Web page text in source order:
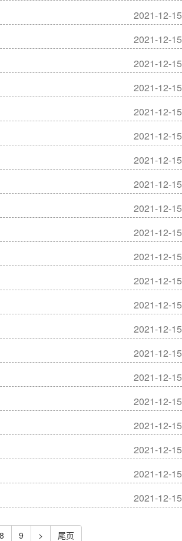
2021-12-15
2021-12-15
2021-12-15
2021-12-15
2021-12-15
2021-12-15
2021-12-15
2021-12-15
2021-12-15
2021-12-15
2021-12-15
2021-12-15
2021-12-15
2021-12-15
2021-12-15
2021-12-15
2021-12-15
2021-12-15
2021-12-15
2021-12-15
2021-12-15
8 9 > 尾页